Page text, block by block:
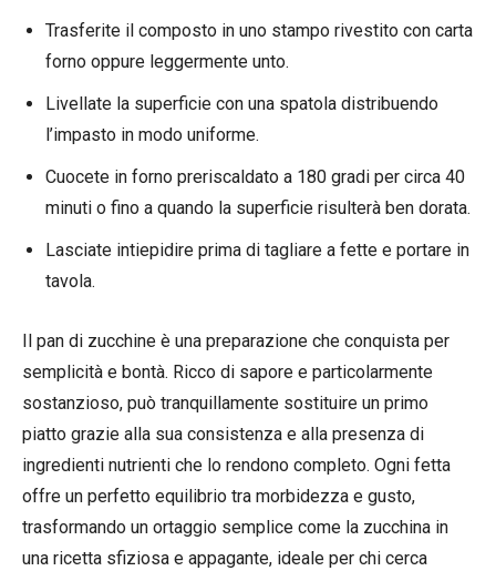
Trasferite il composto in uno stampo rivestito con carta
forno oppure leggermente unto.
Livellate la superficie con una spatola distribuendo
l’impasto in modo uniforme.
Cuocete in forno preriscaldato a 180 gradi per circa 40
minuti o fino a quando la superficie risulterà ben dorata.
Lasciate intiepidire prima di tagliare a fette e portare in
tavola.
Il pan di zucchine è una preparazione che conquista per
semplicità e bontà. Ricco di sapore e particolarmente
sostanzioso, può tranquillamente sostituire un primo
piatto grazie alla sua consistenza e alla presenza di
ingredienti nutrienti che lo rendono completo. Ogni fetta
offre un perfetto equilibrio tra morbidezza e gusto,
trasformando un ortaggio semplice come la zucchina in
una ricetta sfiziosa e appagante, ideale per chi cerca